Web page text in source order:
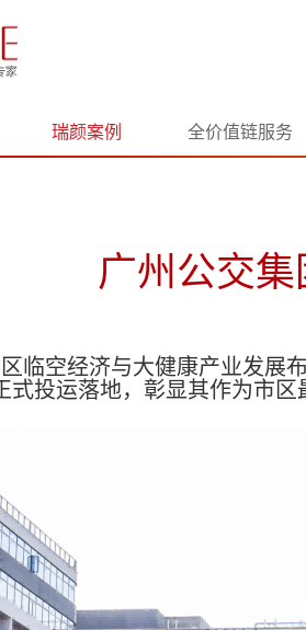
瑞颜案例 全价值链服务
广州公交
临空经济与大健康产业发展
式投运落地，彰显其作为市